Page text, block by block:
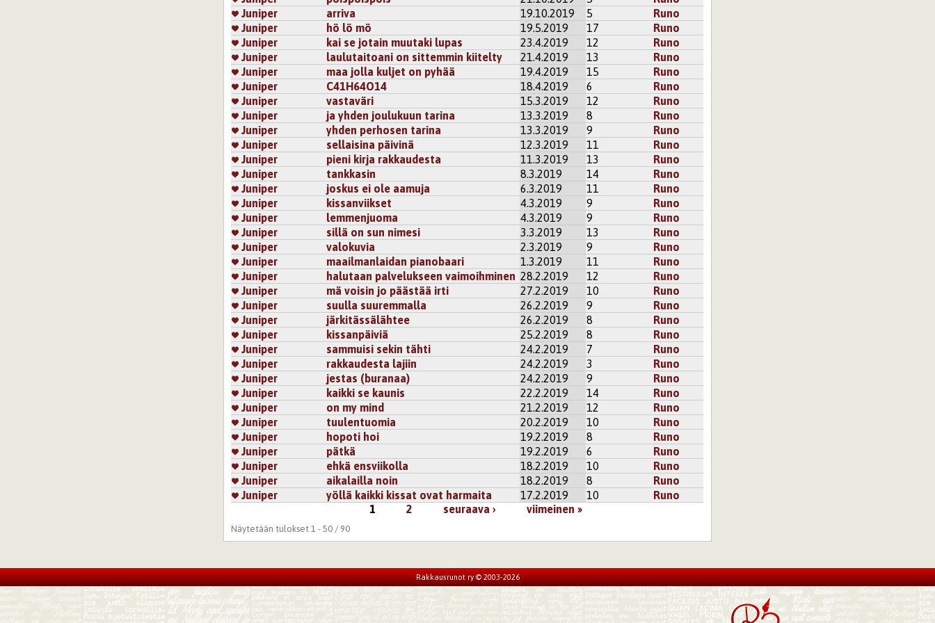
Varmaankin hupaisaa on panna suu suppuun ja pää huppuun.
Kirjaudutairekisteröidykommentoidaksesi
2.3.2019 9:24
Silleen törrölleen, ja silmät kiinni niin keskittyy tekemiseen. :)
Kirjaudutairekisteröidykommentoidaksesi
Sivut
Juniper
arriva 19.10.2019 5
Runo
Juniper
hö lö mö 19.5.2019 17
Runo
Juniper
kai se jotain muutaki lupas 23.4.2019 12
Runo
Juniper
laulutaitoani on sittemmin kiitelty 21.4.2019 13
Runo
Juniper
maa jolla kuljet on pyhää 19.4.2019 15
Runo
Juniper
C41H64O14 18.4.2019 6
Runo
Juniper
vastaväri 15.3.2019 12
Runo
Juniper
ja yhden joulukuun tarina 13.3.2019 8
Runo
Juniper
yhden perhosen tarina 13.3.2019 9
Runo
Juniper
sellaisina päivinä 12.3.2019 11
Runo
Juniper
pieni kirja rakkaudesta 11.3.2019 13
Runo
Juniper
tankkasin 8.3.2019 14
Runo
Juniper
joskus ei ole aamuja 6.3.2019 11
Runo
Juniper
kissanviikset 4.3.2019 9
Runo
Juniper
lemmenjuoma 4.3.2019 9
Runo
Juniper
sillä on sun nimesi 3.3.2019 13
Runo
Juniper
valokuvia 2.3.2019 9
Runo
Juniper
maailmanlaidan pianobaari 1.3.2019 11
Runo
Juniper
halutaan palvelukseen vaimoihminen 28.2.2019 12
Runo
Juniper
mä voisin jo päästää irti 27.2.2019 10
Runo
Juniper
suulla suuremmalla 26.2.2019 9
Runo
Juniper
järkitässälähtee 26.2.2019 8
Runo
Juniper
kissanpäiviä 25.2.2019 8
Runo
Juniper
sammuisi sekin tähti 24.2.2019 7
Runo
Juniper
rakkaudesta lajiin 24.2.2019 3
Runo
Juniper
jestas (buranaa) 24.2.2019 9
Runo
Juniper
kaikki se kaunis 22.2.2019 14
Runo
Juniper
on my mind 21.2.2019 12
Runo
Juniper
tuulentuomia 20.2.2019 10
Runo
Juniper
hopoti hoi 19.2.2019 8
Runo
Juniper
pätkä 19.2.2019 6
Runo
Juniper
ehkä ensviikolla 18.2.2019 10
Runo
Juniper
aikalailla noin 18.2.2019 8
Runo
Juniper
yöllä kaikki kissat ovat harmaita 17.2.2019 10 Runo
1 2 seuraava › viimeinen »
Näytetään tulokset 1 - 50 / 90
Rakkausrunot ry © 2003-2026